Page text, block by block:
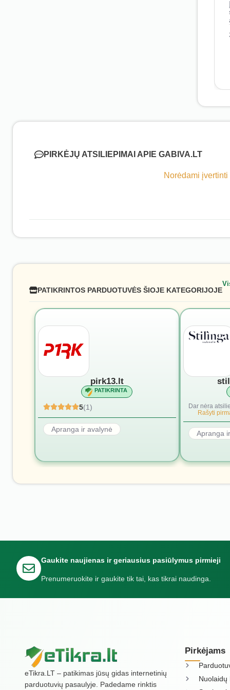
PIRKĖJŲ ATSILIEPIMAI APIE GABIVA.LT
Norėdami
PATIKRINTOS PARDUOTUVĖS ŠIOJE KATEGORIJOJE
pirk13.lt
PATIKRINTA
5(1)
Apranga ir avalynė
Dar nėra
Rašyti
Apranga
Gaukite naujienas ir geriausius pasiūlymus pirmieji
Prenumeruokite ir gaukite tik tai, kas tikrai naudinga.
eTikra.LT – patikimas jūsų gidas internetinių
parduotuvių pasaulyje. Padedame rinktis
Pirkėjams
Nuolaidų